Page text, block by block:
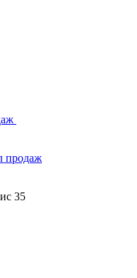
продаж
35